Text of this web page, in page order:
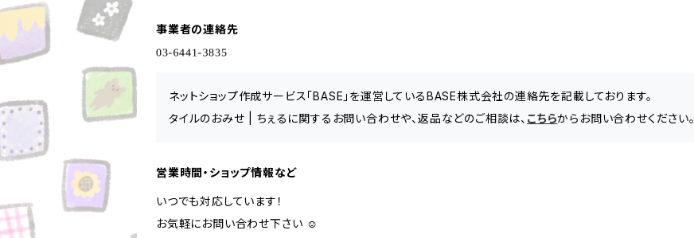
事業者の連絡先
ネットショップ作成サービス「BASE」を運営しているBASE株式会社の連絡先を記載しております。
タイルのおみせ | ちぇるに関するお問い合わせや、返品などのご相談は、 こちらからお問い合わせください。
営業時間・ショップ情報など
いつでも対応しています！
お気軽にお問い合わせ下さい ☺︎